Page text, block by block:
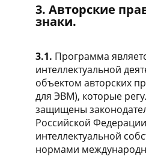
3. Авторские
знаки.
3.1. Программа
интеллектуальной
объектом авторских
для ЭВМ), которые
защищены
Российской
интеллектуальной
нормами